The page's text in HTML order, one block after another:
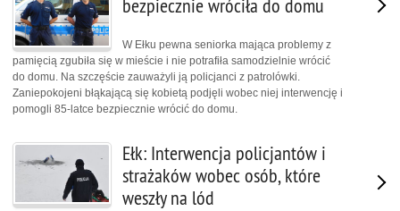
bezpiecznie wróciła do domu
W Ełku pewna seniorka mająca problemy z
pamięcią zgubiła się w mieście i nie potrafiła samodzielnie wrócić
do domu. Na szczęście zauważyli ją policjanci z patrolówki.
Zaniepokojeni błąkającą się kobietą podjęli wobec niej interwencję i
pomogli 85-latce bezpiecznie wrócić do domu.
Ełk: Interwencja policjantów i
strażaków wobec osób, które
weszły na lód